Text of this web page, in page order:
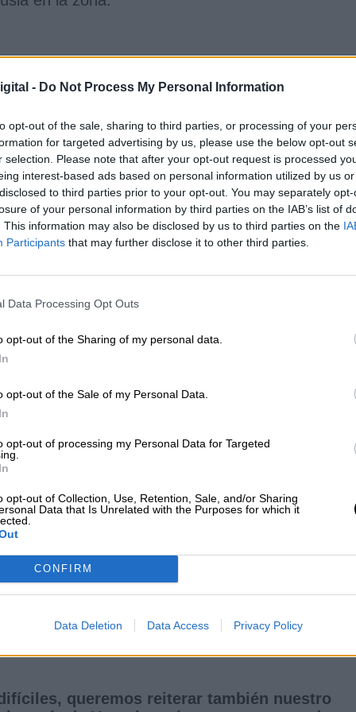
- Do Not Process My Personal Information
opt-out of the sale, sharing to third parties, or processing of your
for targeted advertising by us, please use the below opt-out
selection. Please note that after your opt-out request is processed
interest-based ads based on personal information utilized by us
to third parties prior to your opt-out. You may separately
of your personal information by third parties on the IAB’s list of
This information may also be disclosed by us to third parties on the
Participants that may further disclose it to other third parties.
Data Processing Opt Outs
opt-out of the Sharing of my personal data.
opt-out of the Sale of my Personal Data.
opt-out of processing my Personal Data for Targeted
opt-out of Collection, Use, Retention, Sale, and/or Sharing
Data that Is Unrelated with the Purposes for which it
CONFIRM
Data Deletion Data Access Privacy Policy
por medio de la presidenta de la
y por el alto representante de Política Exterior
han comunicado que las tropas rusas
Han culpado al presidente Putin de
pueblo europeo está al lado de los ucranianos.
a un acto de agresión sin
contra un país soberano e
un paquete de sanciones masivas y
su aprobación. Con este paquete, nos
la economía rusa bloqueando su acceso a
Rusia".
la Comisión, están coordinadas cono
con otros países como Japón y Australia.
la arquitectura de seguridad de Europa.
fuerza de nuestras democracias.
t.co/yzlCEiBjpw https://t.co/g2saOX1zik
la acción que ha comenzado
se multiplique el número de víctimas, así como
reconocido de la Federación Rusa".
queremos reiterar también nuestro